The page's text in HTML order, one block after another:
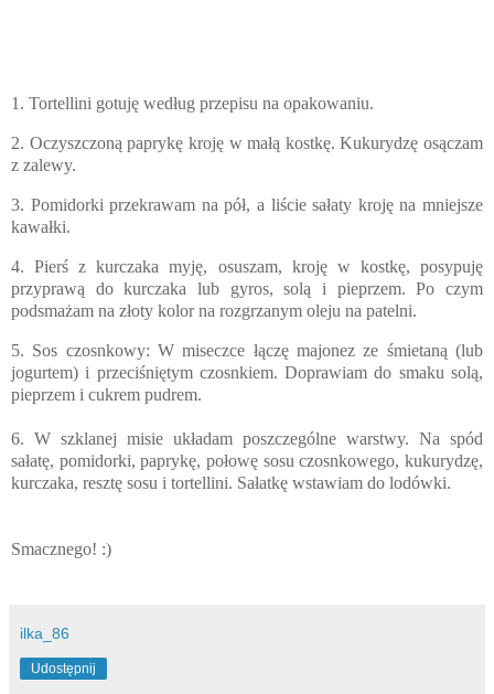
1. Tortellini gotuję według przepisu na opakowaniu.
2. Oczyszczoną paprykę kroję w małą kostkę. Kukurydzę osączam
z zalewy.
3. Pomidorki przekrawam na pół, a liście sałaty kroję na mniejsze
kawałki.
4.Pierś z kurczaka myję, osuszam, kroję w kostkę, posypuję
przyprawą do kurczaka lub gyros, solą i pieprzem. Po czym
podsmażam na złoty kolor na rozgrzanym oleju na patelni.
5. Sos czosnkowy: W miseczce łączę majonez ze śmietaną (lub
jogurtem) i przeciśniętym czosnkiem. Doprawiam do smaku solą,
pieprzem i cukrem pudrem.
6. W szklanej misie układam poszczególne warstwy. Na spód
sałatę, pomidorki, paprykę, połowę sosu czosnkowego, kukurydzę,
kurczaka, resztę sosu i tortellini. Sałatkę wstawiam do lodówki.
Smacznego! :)
ilka_86
Udostępnij